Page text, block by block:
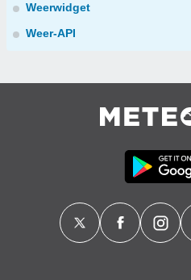
Weerwidget
Weer-API